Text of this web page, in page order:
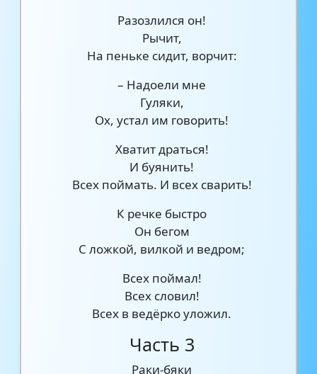
Разозлился он!
Рычит,
На пеньке сидит, ворчит:
– Надоели мне
Гуляки,
Ох, устал им говорить!
Хватит драться!
И буянить!
Всех поймать. И всех сварить!
К речке быстро
Он бегом
С ложкой, вилкой и ведром;
Всех поймал!
Всех словил!
Всех в ведёрко уложил.
Часть 3
Раки-бяки